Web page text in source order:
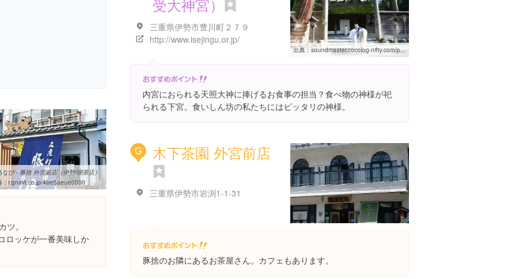
受大神宮）
三重県伊勢市豊川町２７９
http://www.isejingu.or.jp/
出典：soundmaster.cocolog-nifty.com/photos/kokoro/img_0289.html
内宮におられる天照大神に捧げるお食事の担当？食べ物の神様が祀
られる下宮。食いしん坊の私たちにはピッタリの神様。
なび - 豚捨 外宮前店（伊勢/喫茶店）
r.gnavi.co.jp/4be5aeue0000
ツ。
ロッケが一番美味しか
G 木下茶園 外宮前店
三重県伊勢市岩渕1-1-31
豚捨のお隣にあるお茶屋さん。カフェもあります。